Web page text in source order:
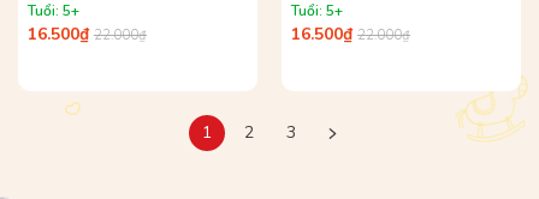
Tuổi: 5+
16.500₫ 22.000₫
Tuổi: 5+
16.500₫ 22.000₫
1 2 3